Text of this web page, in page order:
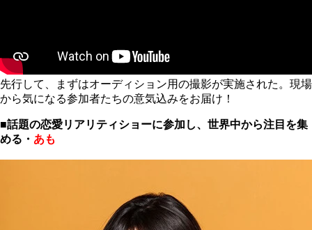
先行して、まずはオーディション用の撮影が実施された。現場
から気になる参加者たちの意気込みをお届け！
■話題の恋愛リアリティショーに参加し、世界中から注目を集
める・ あも